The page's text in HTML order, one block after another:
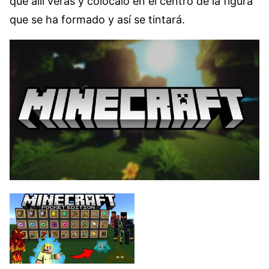
que se ha formado y así se tintará.